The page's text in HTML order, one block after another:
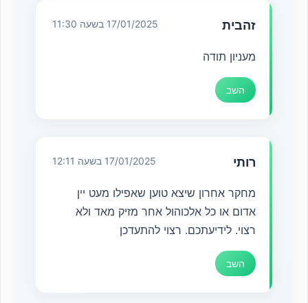
זהבית 17/01/2025 בשעה 11:30
מעניון תודה
השב
רותי 17/01/2025 בשעה 12:11
מחקר אחרון שיצא טוען שאפילו מעט יין
אדום או כל אלכוהול אחר מזיק מאד ולא
רצוי. לידיעתכם. רצוי להתעדכן
השב